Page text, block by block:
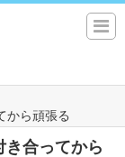
から頑張る
き合ってから